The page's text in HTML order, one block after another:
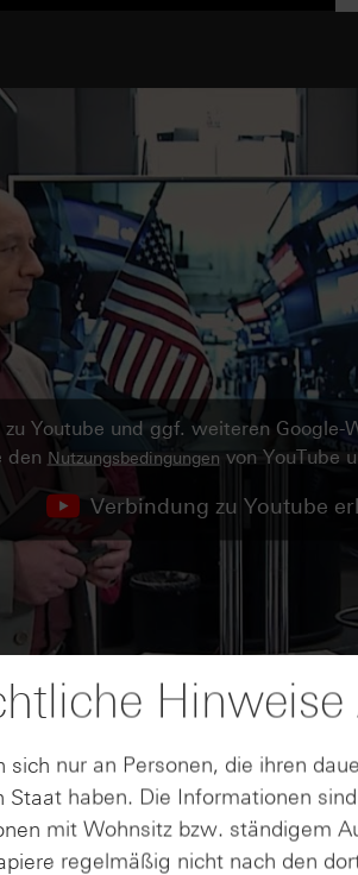
Youtube und ggf. weiteren
den Nutzungsbedingungen von YouTube
Verbindung zu Youtube
Hinweise
sich nur an Personen, die ihren
Staat haben. Die Informationen
mit Wohnsitz bzw. ständigem
regelmäßig nicht nach den